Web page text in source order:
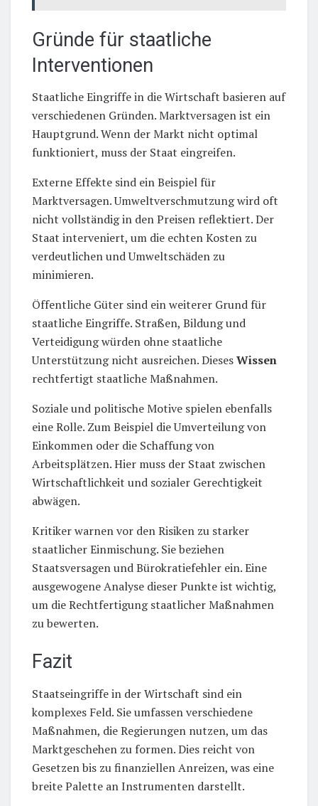
Gründe für staatliche
Interventionen
Staatliche Eingriffe in die Wirtschaft basieren auf
verschiedenen Gründen. Marktversagen ist ein
Hauptgrund. Wenn der Markt nicht optimal
funktioniert, muss der Staat eingreifen.
Externe Effekte sind ein Beispiel für
Marktversagen. Umweltverschmutzung wird oft
nicht vollständig in den Preisen reflektiert. Der
Staat interveniert, um die echten Kosten zu
verdeutlichen und Umweltschäden zu
minimieren.
Öffentliche Güter sind ein weiterer Grund für
staatliche Eingriffe. Straßen, Bildung und
Verteidigung würden ohne staatliche
Unterstützung nicht ausreichen. DiesesWissen
rechtfertigt staatliche Maßnahmen.
Soziale und politische Motive spielen ebenfalls
eine Rolle. Zum Beispiel die Umverteilung von
Einkommen oder die Schaffung von
Arbeitsplätzen. Hier muss der Staat zwischen
Wirtschaftlichkeit und sozialer Gerechtigkeit
abwägen.
Kritiker warnen vor den Risiken zu starker
staatlicher Einmischung. Sie beziehen
Staatsversagen und Bürokratiefehler ein. Eine
ausgewogene Analyse dieser Punkte ist wichtig,
um die Rechtfertigung staatlicher Maßnahmen
zu bewerten.
Fazit
Staatseingriffe in der Wirtschaft sind ein
komplexes Feld. Sie umfassen verschiedene
Maßnahmen, die Regierungen nutzen, um das
Marktgeschehen zu formen. Dies reicht von
Gesetzen bis zu finanziellen Anreizen, was eine
breite Palette an Instrumenten darstellt.